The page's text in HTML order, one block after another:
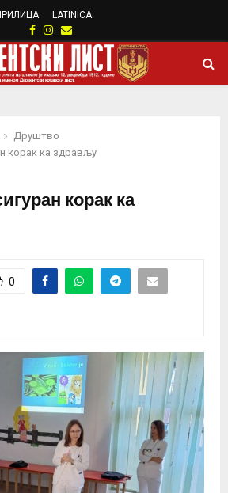
LATINICA
Facebook
Instagram
Email
Друштво
корак ка здрављу
корак ка
0